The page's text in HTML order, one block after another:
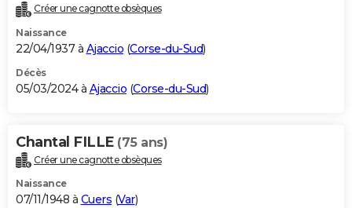
Créer une cagnotte obsèques
Naissance
22/04/1937 à Ajaccio (Corse-du-Sud)
Décès
05/03/2024 à Ajaccio (Corse-du-Sud)
Chantal FILLE (75 ans)
Créer une cagnotte obsèques
Naissance
07/11/1948 à Cuers (Var)